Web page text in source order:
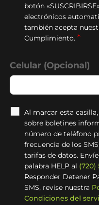
botón
electrónicos
también acepta
Cumplimiento. *
Celular (Opcional)
Al marcar esta
sobre boletines
número de teléfono
frecuencia de los
tarifas de datos.
palabra HELP al (720)
Responder Detener
SMS, revise nuestra
Condiciones del